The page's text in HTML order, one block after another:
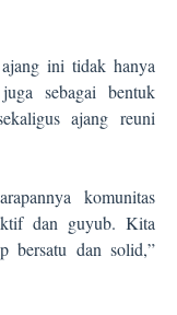
ini tidak hanya
sebagai bentuk
ajang reuni
komunitas
dan guyub. Kita
bersatu dan solid,”